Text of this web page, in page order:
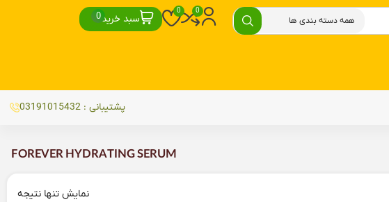
سبد خرید
پشتیبانی : 03191015432
FOREVER HYDRATING SERUM
نمایش تنها نتیجه